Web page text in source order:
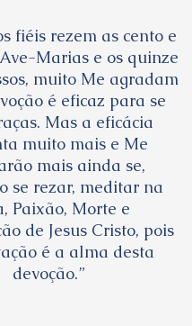
fiéis rezem as cento e
Marias e os quinze
muito Me agradam
é eficaz para se
Mas a eficácia
muito mais e Me
mais ainda se,
se rezar, meditar na
Paixão, Morte e
de Jesus Cristo, pois
é a alma desta
devoção.”